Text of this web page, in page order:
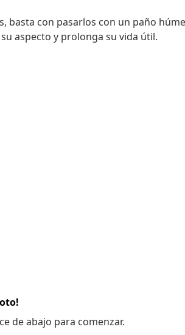
basta con pasarlos con un paño
aspecto y prolonga su vida útil.
de abajo para comenzar.